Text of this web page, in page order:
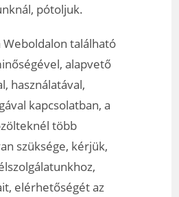
pótoljuk.
található
alapvető
használatával,
kapcsolatban, a
több
szüksége, kérjük,
elérhetőségét az